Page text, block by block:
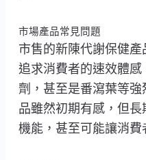
市場產品常見問題
市售的新陳代謝保健
追求消費者的速效體
劑，甚至是番瀉葉等
品雖然初期有感，但
機能，甚至可能讓消費